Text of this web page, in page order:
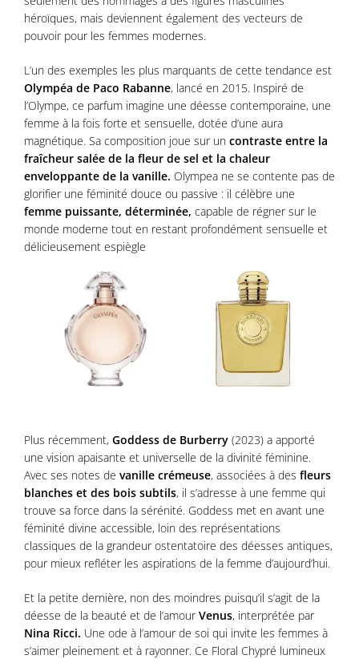
héroïques, mais deviennent également des vecteurs de
pouvoir pour les femmes modernes.
L’un des exemples les plus marquants de cette tendance est
Olympéa de Paco Rabanne, lancé en 2015. Inspiré de
l’Olympe, ce parfum imagine une déesse contemporaine, une
femme à la fois forte et sensuelle, dotée d’une aura
magnétique. Sa composition joue sur un contraste entre la
fraîcheur salée de la fleur de sel et la chaleur
enveloppante de la vanille. Olympea ne se contente pas de
glorifier une féminité douce ou passive : il célèbre une
femme puissante, déterminée, capable de régner sur le
monde moderne tout en restant profondément sensuelle et
délicieusement espiègle
Plus récemment, Goddess de Burberry (2023) a apporté
une vision apaisante et universelle de la divinité féminine.
Avec ses notes de vanille crémeuse, associées à des fleurs
blanches et des bois subtils, il s’adresse à une femme qui
trouve sa force dans la sérénité. Goddess met en avant une
féminité divine accessible, loin des représentations
classiques de la grandeur ostentatoire des déesses antiques,
pour mieux refléter les aspirations de la femme d’aujourd’hui.
Et la petite dernière, non des moindres puisqu’il s’agit de la
déesse de la beauté et de l’amourVenus, interprétée par
Nina Ricci. Une ode à l’amour de soi qui invite les femmes à
s’aimer pleinement et à rayonner. Ce Floral Chypré lumineux